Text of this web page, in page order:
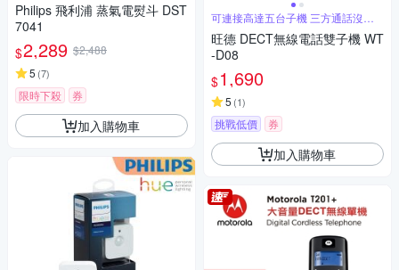
Philips 飛利浦 蒸氣電熨斗 DST
7041
$2,289 $2,488
5 (7)
限時下殺 券
加入購物車
可連接高達五台子機 三方通話沒問
題
旺德 DECT無線電話雙子機 WT
-D08
$1,690
5 (1)
挑戰低價 券
加入購物車